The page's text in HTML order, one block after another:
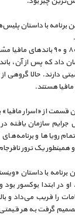
برنامه با داستان
در سال‌های دهه‌های ۸۰ و
داد که پس از آن،
دارند. حالا گروهی
مافیا هستند.
قسمت از «اسرار
جرایم سازمان یافته
رویاها و
یک ترور
برنامه با داستان
او در ابتدا بوکسور
را فریب می‌داد و
گرفت به هر قیمتی